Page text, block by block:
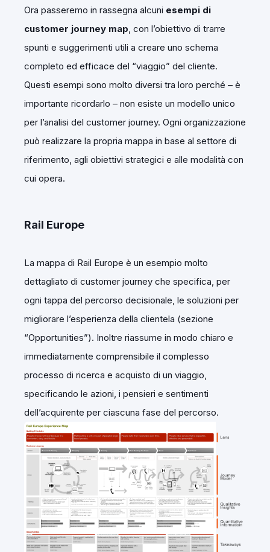
Ora passeremo in rassegna alcuni esempi di
customer journey map , con l’obiettivo di trarre
spunti e suggerimenti utili a creare uno schema
completo ed efficace del “viaggio” del cliente.
Questi esempi sono molto diversi tra loro perché – è
importante ricordarlo – non esiste un modello unico
per l’analisi del customer journey. Ogni organizzazione
può realizzare la propria mappa in base al settore di
riferimento, agli obiettivi strategici e alle modalità con
cui opera.
Rail Europe
La mappa di Rail Europe è un esempio molto
dettagliato di customer journey che specifica, per
ogni tappa del percorso decisionale, le soluzioni per
migliorare l’esperienza della clientela (sezione
“Opportunities”). Inoltre riassume in modo chiaro e
immediatamente comprensibile il complesso
processo di ricerca e acquisto di un viaggio,
specificando le azioni, i pensieri e sentimenti
dell’acquirente per ciascuna fase del percorso.